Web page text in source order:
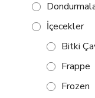
İçecekler
Bitki
Frappe
Frozen